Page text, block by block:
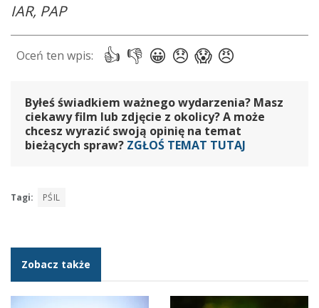
IAR, PAP
Byłeś świadkiem ważnego wydarzenia? Masz
ciekawy film lub zdjęcie z okolicy? A może
chcesz wyrazić swoją opinię na temat
bieżących spraw? ZGŁOŚ TEMAT TUTAJ
Tagi: PŚIL
Zobacz także